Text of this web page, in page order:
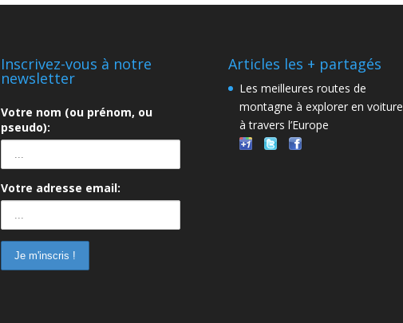
Inscrivez-vous à notre
newsletter
Votre nom (ou prénom, ou
pseudo):
Votre adresse email:
Articles les + partagés
Les meilleures routes de
montagne à explorer en voiture
à travers l’Europe